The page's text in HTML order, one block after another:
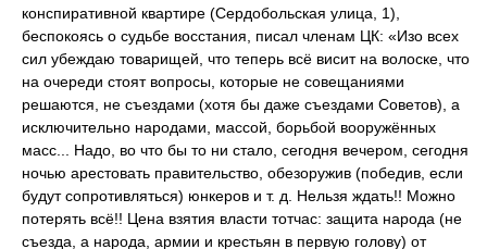
конспиративной квартире (Сердобольская улица, 1),
беспокоясь о судьбе восстания, писал членам ЦК: «Изо всех
сил убеждаю товарищей, что теперь всё висит на волоске, что
на очереди стоят вопросы, которые не совещаниями
решаются, не съездами (хотя бы даже съездами Советов), а
исключительно народами, массой, борьбой вооружённых
масс... Надо, во что бы то ни стало, сегодня вечером, сегодня
ночью арестовать правительство, обезоружив (победив, если
будут сопротивляться) юнкеров и т. д. Нельзя ждать!! Можно
потерять всё!! Цена взятия власти тотчас: защита народа (не
съезда, а народа, армии и крестьян в первую голову) от